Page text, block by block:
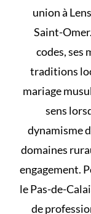
union à
Saint-
codes, ses
traditions
mariage
sens
dynamisme
domaines
engagement.
le Pas-de-
de